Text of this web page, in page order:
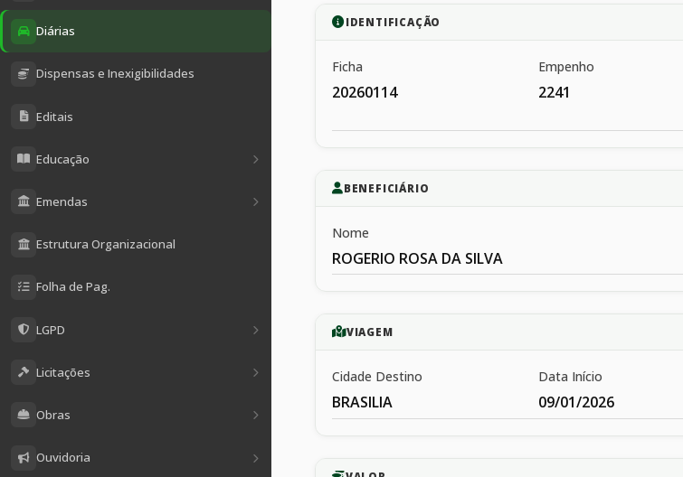
Diárias
Dispensas e Inexigibilidades
Editais
Educação
Emendas
Estrutura Organizacional
Folha de Pag.
LGPD
Licitações
Obras
Ouvidoria
IDENTIFICAÇÃO
Ficha
20260114
Empenho
2241
BENEFICIÁRIO
Nome
ROGERIO ROSA DA SILVA
VIAGEM
Cidade Destino
BRASILIA
Data Início
09/01/2026